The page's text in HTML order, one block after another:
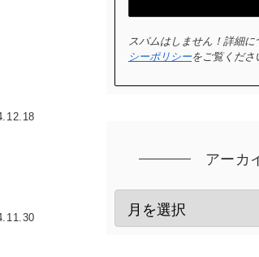
スパムはしません！詳細に
シーポリシーをご覧くださ
アーカ